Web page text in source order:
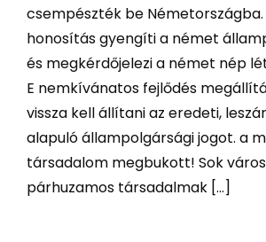
csempészték be
honosítás gyengíti a német
és megkérdőjelezi a német nép
E nemkívánatos fejlődés
vissza kell állítani az eredeti,
alapuló állampolgársági jogot. a
társadalom megbukott! Sok
párhuzamos társadalmak [...]